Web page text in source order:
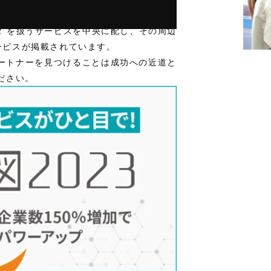
を扱うサービスを中央に配し、その周辺
スが掲載されています。
ナーを見つけることは成功への近道と
い。